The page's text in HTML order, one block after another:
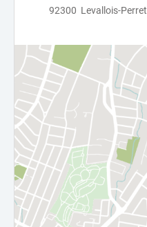
92300 Levallois-Perret